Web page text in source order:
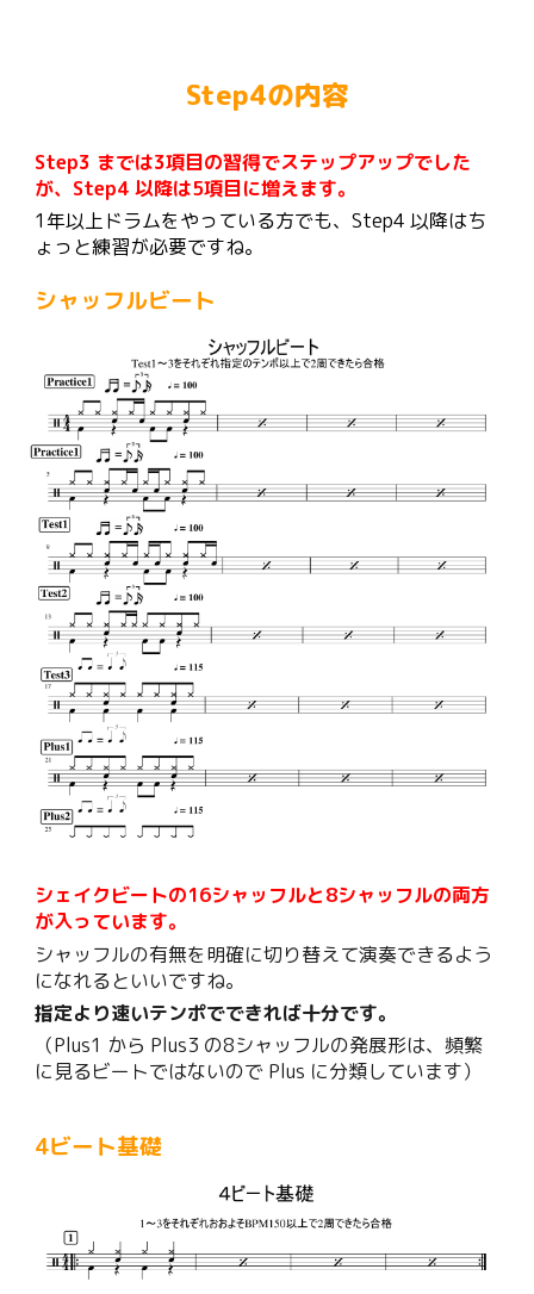
Step4の内容
Step3 までは3項目の習得でステップアップでした
が、Step4 以降は5項目に増えます。
1年以上ドラムをやっている方でも、Step4 以降はち
ょっと練習が必要ですね。
シャッフルビート
シェイクビートの16シャッフルと8シャッフルの両方
が入っています。
シャッフルの有無を明確に切り替えて演奏できるよう
になれるといいですね。
指定より速いテンポでできれば十分です。
（Plus1 から Plus3 の8シャッフルの発展形は、頻繁
に見るビートではないので Plus に分類しています）
4ビート基礎